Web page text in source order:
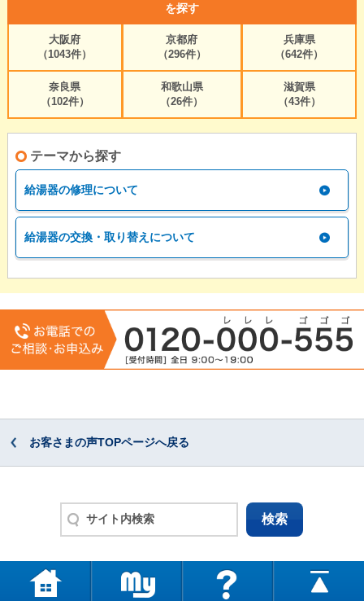
を探す
大阪府
（1043件）
京都府
（296件）
兵庫県
（642件）
奈良県
（102件）
和歌山県
（26件）
滋賀県
（43件）
テーマから探す
給湯器の修理について
給湯器の交換・取り替えについて
お客さまの声TOPページへ戻る